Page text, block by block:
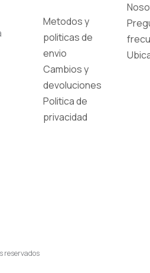
Metodos y
politicas de
envio
Cambios y
devoluciones
Politica de
privacidad
reservados